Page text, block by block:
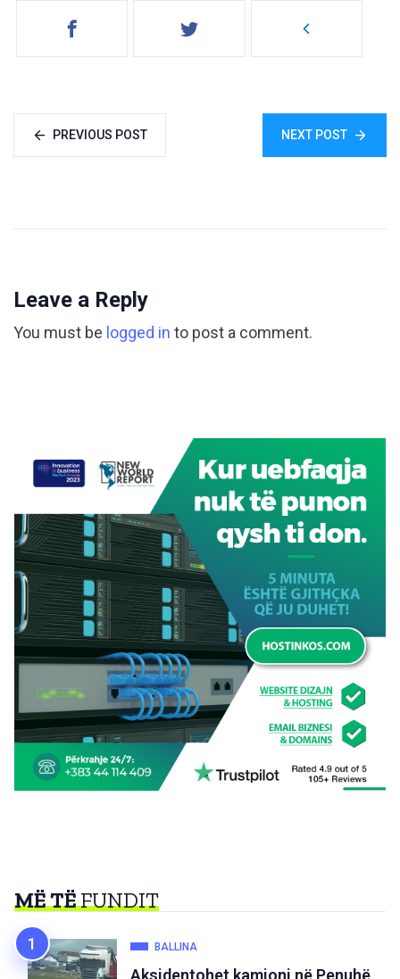
PREVIOUS POST NEXT POST
Leave a Reply
You must be logged in to post a comment.
MË TËFUNDIT
BALLINA
Aksidentohet kamioni në Penuhë